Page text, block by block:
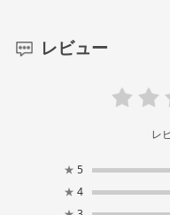
レビュー
レ
★ 5
★ 4